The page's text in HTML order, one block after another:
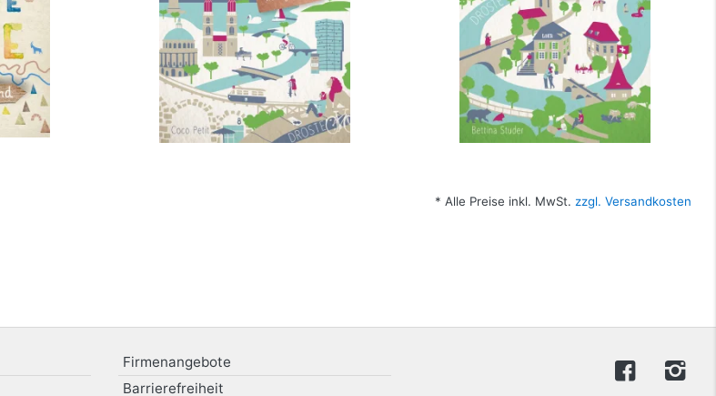
* Alle Preise inkl. MwSt. zzgl. Versandkosten
Firmenangebote
Barrierefreiheit